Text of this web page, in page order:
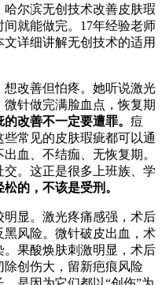
尔滨无创技术改善皮肤瑕
就能做完。17年经验老师
详细讲解无创技术的适用
改善但怕疼。她听说激光
针做完满脸血点，恢复期
的改善不一定要遭罪。 痘
常见的皮肤瑕疵都可以通
血、不结痂、无恢复期。
。这正是很多上班族、学
的，不该是受刑。
显。激光疼痛感强，术后
风险。微针破皮出血，术
果酸焕肤刺激明显，术后
创伤大，留新疤痕风险